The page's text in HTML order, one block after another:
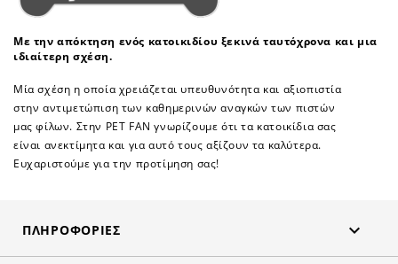
Με την απόκτηση ενός κατοικιδίου ξεκινά ταυτόχρονα και μια
ιδιαίτερη σχέση.
Μία σχέση η οποία χρειάζεται υπευθυνότητα και αξιοπιστία
στην αντιμετώπιση των καθημερινών αναγκών των πιστών
μας φίλων. Στην PET FAN γνωρίζουμε ότι τα κατοικίδια σας
είναι ανεκτίμητα και για αυτό τους αξίζουν τα καλύτερα.
Ευχαριστούμε για την προτίμηση σας!
ΠΛΗΡΟΦΟΡΊΕΣ 